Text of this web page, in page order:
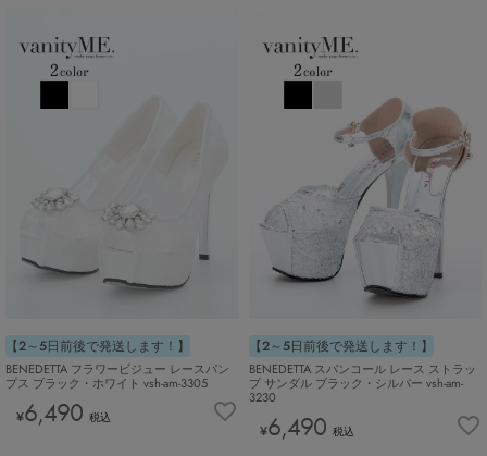
【2～5日前後で発送します！】
BENEDETTA フラワービジュー レースパン
プス ブラック・ホワイト vsh-am-3305
¥6,490 税込
【2～5日前後で発送します！】
BENEDETTA スパンコール レース ストラッ
プ サンダル ブラック・シルバー vsh-am-
3230
¥6,490 税込